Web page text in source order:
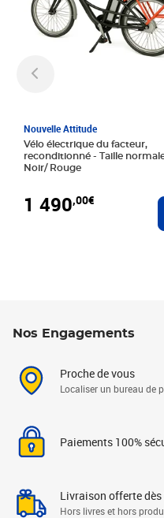
Nouvelle Attitude
Vélo électrique du facteur,
reconditionné - Taille normale -
Noir/ Rouge
1 490,00€
Nos Engagements
Proche de vous
Localiser un bureau de
Paiements 100%
Livraison offerte
Hors livres et hors